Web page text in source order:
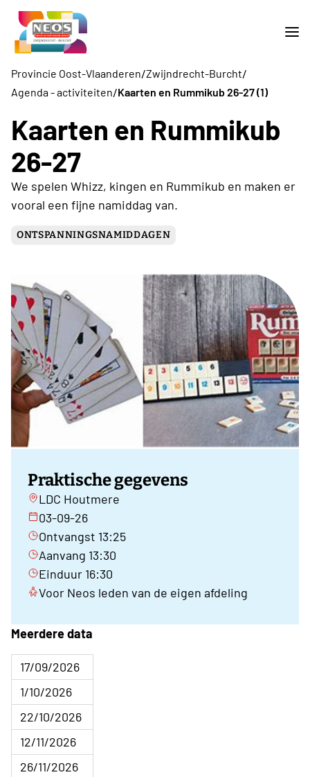
Provincie Oost-Vlaanderen/Zwijndrecht-Burcht/
Agenda - activiteiten/Kaarten en Rummikub 26-27 (1)
Kaarten en Rummikub
26-27
We spelen Whizz, kingen en Rummikub en maken er
vooral een fijne namiddag van.
ONTSPANNINGSNAMIDDAGEN
Praktische gegevens
LDC Houtmere
03-09-26
Ontvangst 13:25
Aanvang 13:30
Einduur 16:30
Voor Neos leden van de eigen afdeling
Meerdere data
17/09/2026
1/10/2026
22/10/2026
12/11/2026
26/11/2026